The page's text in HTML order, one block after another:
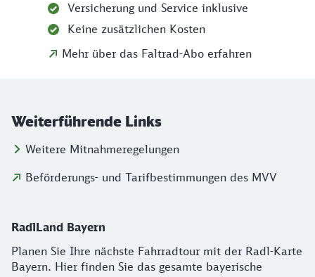
Versicherung und Service inklusive
Keine zusätzlichen Kosten
Mehr über das Faltrad-Abo erfahren
Weiterführende Links
Weitere Mitnahmeregelungen
Beförderungs- und Tarifbestimmungen des MVV
Tipp für Ihre Tourenplanung: Die Radl-
RadlLand Bayern
Planen Sie Ihre nächste Fahrradtour mit der Radl-Karte
Bayern. Hier finden Sie das gesamte bayerische